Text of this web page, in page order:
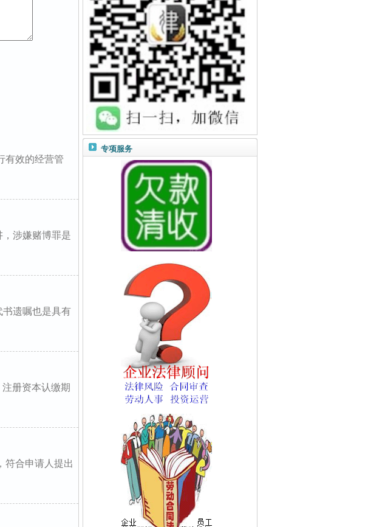
有效的经营管
涉嫌赌博罪是
遗嘱也是具有
册资本认缴期
符合申请人提出
专项服务